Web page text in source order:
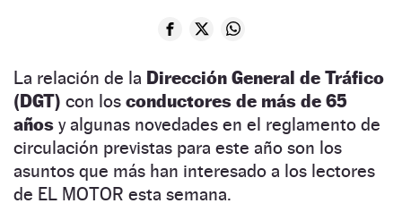
La relación de la Dirección General de Tráfico
(DGT) con los conductores de más de 65
años y algunas novedades en el reglamento de
circulación previstas para este año son los
asuntos que más han interesado a los lectores
de EL MOTOR esta semana.